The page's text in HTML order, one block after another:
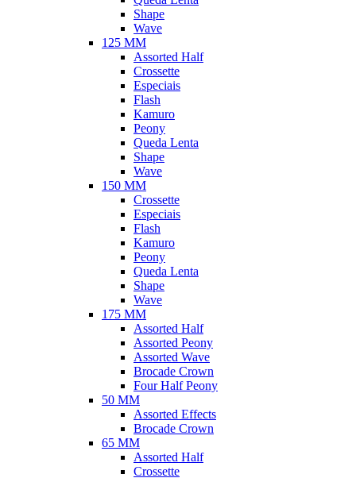
Shape
Wave
125 MM
Assorted Half
Crossette
Especiais
Flash
Kamuro
Peony
Queda Lenta
Shape
Wave
150 MM
Crossette
Especiais
Flash
Kamuro
Peony
Queda Lenta
Shape
Wave
175 MM
Assorted Half
Assorted Peony
Assorted Wave
Brocade Crown
Four Half Peony
50 MM
Assorted Effects
Brocade Crown
65 MM
Assorted Half
Crossette